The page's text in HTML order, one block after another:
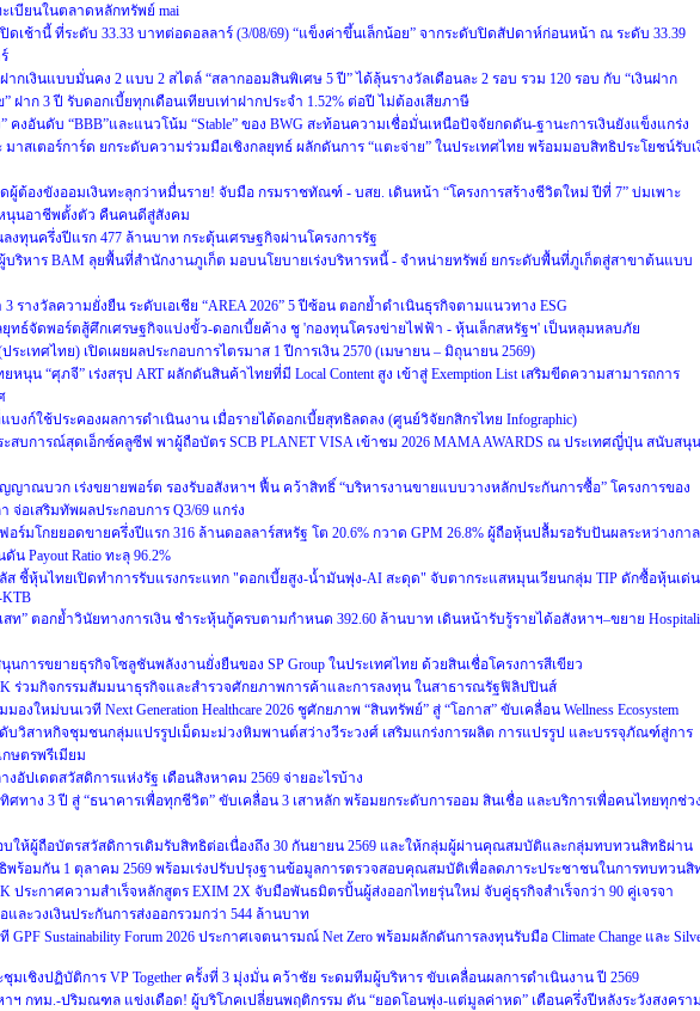
เบียนในตลาดหลักทรัพย์ mai
ดเช้านี้ ที่ระดับ 33.33 บาทต่อดอลลาร์ (3/08/69) “แข็งค่าขึ้นเล็กน้อย” จากระดับปิดสัปดาห์ก่อนหน้า ณ ระดับ 33.39
กเงินแบบมั่นคง 2 แบบ 2 สไตล์ “สลากออมสินพิเศษ 5 ปี” ได้ลุ้นรางวัลเดือนละ 2 รอบ รวม 120 รอบ กับ “เงินฝาก
ฝาก 3 ปี รับดอกเบี้ยทุกเดือนเทียบเท่าฝากประจำ 1.52% ต่อปี ไม่ต้องเสียภาษี
” คงอันดับ “BBB”และแนวโน้ม “Stable” ของ BWG สะท้อนความเชื่อมั่นเหนือปัจจัยกดดัน-ฐานะการเงินยังแข็งแกร่ง
าสเตอร์การ์ด ยกระดับความร่วมมือเชิงกลยุทธ์ ผลักดันการ “แตะจ่าย” ในประเทศไทย พร้อมมอบสิทธิประโยชน์รับเ
ดผู้ต้องขังออมเงินทะลุกว่าหมื่นราย! จับมือ กรมราชทัณฑ์ - บสย. เดินหน้า “โครงการสร้างชีวิตใหม่ ปีที่ 7” บ่มเพาะ
นุนอาชีพตั้งตัว คืนคนดีสู่สังคม
ลงทุนครึ่งปีแรก 477 ล้านบาท กระตุ้นเศรษฐกิจผ่านโครงการรัฐ
บริหาร BAM ลุยพื้นที่สำนักงานภูเก็ต มอบนโยบายเร่งบริหารหนี้ - จำหน่ายทรัพย์ ยกระดับพื้นที่ภูเก็ตสู่สาขาต้นแบบ
3 รางวัลความยั่งยืน ระดับเอเชีย “AREA 2026” 5 ปีซ้อน ตอกย้ำดำเนินธุรกิจตามแนวทาง ESG
ยุทธ์จัดพอร์ตสู้ศึกเศรษฐกิจแบ่งขั้ว-ดอกเบี้ยค้าง ชู 'กองทุนโครงข่ายไฟฟ้า - หุ้นเล็กสหรัฐฯ' เป็นหลุมหลบภัย
ระเทศไทย) เปิดเผยผลประกอบการไตรมาส 1 ปีการเงิน 2570 (เมษายน – มิถุนายน 2569)
หนุน “ศุภจี” เร่งสรุป ART ผลักดันสินค้าไทยที่มี Local Content สูง เข้าสู่ Exemption List เสริมขีดความสามารถการ
บงก์ใช้ประคองผลการดำเนินงาน เมื่อรายได้ดอกเบี้ยสุทธิลดลง (ศูนย์วิจัยกสิกรไทย Infographic)
ะสบการณ์สุดเอ็กซ์คลูซีฟ พาผู้ถือบัตร SCB PLANET VISA เข้าชม 2026 MAMA AWARDS ณ ประเทศญี่ปุ่น สนับสนุน
ญาณบวก เร่งขยายพอร์ต รองรับอสังหาฯ ฟื้น คว้าสิทธิ์ “บริหารงานขายแบบวางหลักประกันการซื้อ” โครงการของ
จ่อเสริมทัพผลประกอบการ Q3/69 แกร่ง
อร์มโกยยอดขายครึ่งปีแรก 316 ล้านดอลลาร์สหรัฐ โต 20.6% กวาด GPM 26.8% ผู้ถือหุ้นปลื้มรอรับปันผลระหว่างกาล
น Payout Ratio ทะลุ 96.2%
ส ชี้หุ้นไทยเปิดทำการรับแรงกระแทก "ดอกเบี้ยสูง-น้ำมันพุ่ง-AI สะดุด" จับตากระแสหมุนเวียนกลุ่ม TIP ดักซื้อหุ้นเด่น
KTB
สท” ตอกย้ำวินัยทางการเงิน ชำระหุ้นกู้ครบตามกำหนด 392.60 ล้านบาท เดินหน้ารับรู้รายได้อสังหาฯ–ขยาย
นการขยายธุรกิจโซลูชันพลังงานยั่งยืนของ SP Group ในประเทศไทย ด้วยสินเชื่อโครงการสีเขียว
ร่วมกิจกรรมสัมมนาธุรกิจและสำรวจศักยภาพการค้าและการลงทุน ในสาธารณรัฐฟิลิปปินส์
องใหม่บนเวที Next Generation Healthcare 2026 ชูศักยภาพ “สินทรัพย์” สู่ “โอกาส” ขับเคลื่อน Wellness Ecosystem
ดับวิสาหกิจชุมชนกลุ่มแปรรูปเม็ดมะม่วงหิมพานต์สว่างวีระวงศ์ เสริมแกร่งการผลิต การแปรรูป และบรรจุภัณฑ์สู่การ
ษตรพรีเมียม
อัปเดตสวัสดิการแห่งรัฐ เดือนสิงหาคม 2569 จ่ายอะไรบ้าง
ศทาง 3 ปี สู่ “ธนาคารเพื่อทุกชีวิต” ขับเคลื่อน 3 เสาหลัก พร้อมยกระดับการออม สินเชื่อ และบริการเพื่อคนไทยทุกช่วง
บให้ผู้ถือบัตรสวัสดิการเดิมรับสิทธิต่อเนื่องถึง 30 กันยายน 2569 และให้กลุ่มผู้ผ่านคุณสมบัติและกลุ่มทบทวนสิทธิผ่าน
พร้อมกัน 1 ตุลาคม 2569 พร้อมเร่งปรับปรุงฐานข้อมูลการตรวจสอบคุณสมบัติเพื่อลดภาระประชาชนในการทบทวนสิ
ประกาศความสำเร็จหลักสูตร EXIM 2X จับมือพันธมิตรปั้นผู้ส่งออกไทยรุ่นใหม่ จับคู่ธุรกิจสำเร็จกว่า 90 คู่เจรจา
ละวงเงินประกันการส่งออกรวมกว่า 544 ล้านบาท
GPF Sustainability Forum 2026 ประกาศเจตนารมณ์ Net Zero พร้อมผลักดันการลงทุนรับมือ Climate Change และ
มเชิงปฏิบัติการ VP Together ครั้งที่ 3 มุ่งมั่น คว้าชัย ระดมทีมผู้บริหาร ขับเคลื่อนผลการดำเนินงาน ปี 2569
าฯ กทม.-ปริมณฑล แข่งเดือด! ผู้บริโภคเปลี่ยนพฤติกรรม ดัน “ยอดโอนพุ่ง-แต่มูลค่าหด” เตือนครึ่งปีหลังระวังสงคราม